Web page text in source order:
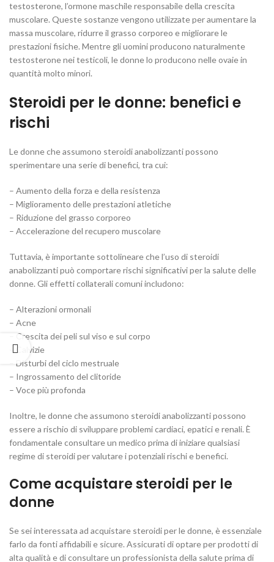
testosterone, l’ormone maschile responsabile della crescita
muscolare. Queste sostanze vengono utilizzate per aumentare la
massa muscolare, ridurre il grasso corporeo e migliorare le
prestazioni fisiche. Mentre gli uomini producono naturalmente
testosterone nei testicoli, le donne lo producono nelle ovaie in
quantità molto minori.
Steroidi per le donne: benefici e
rischi
Le donne che assumono steroidi anabolizzanti possono
sperimentare una serie di benefici, tra cui:
– Aumento della forza e della resistenza
– Miglioramento delle prestazioni atletiche
– Riduzione del grasso corporeo
– Accelerazione del recupero muscolare
Tuttavia, è importante sottolineare che l’uso di steroidi
anabolizzanti può comportare rischi significativi per la salute delle
donne. Gli effetti collaterali comuni includono:
– Alterazioni ormonali
– Acne
– Crescita dei peli sul viso e sul corpo
– Calvizie
– Disturbi del ciclo mestruale
– Ingrossamento del clitoride
– Voce più profonda
Inoltre, le donne che assumono steroidi anabolizzanti possono
essere a rischio di sviluppare problemi cardiaci, epatici e renali. È
fondamentale consultare un medico prima di iniziare qualsiasi
regime di steroidi per valutare i potenziali rischi e benefici.
Come acquistare steroidi per le
donne
Se sei interessata ad acquistare steroidi per le donne, è essenziale
farlo da fonti affidabili e sicure. Assicurati di optare per prodotti di
alta qualità e di consultare un professionista della salute prima di